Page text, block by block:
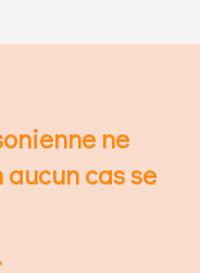
ne
cas se